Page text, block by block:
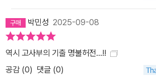
박민성 2025-09-08
역시 고사부의 기출 명불허전...!!
공감 (0) 댓글 (0)